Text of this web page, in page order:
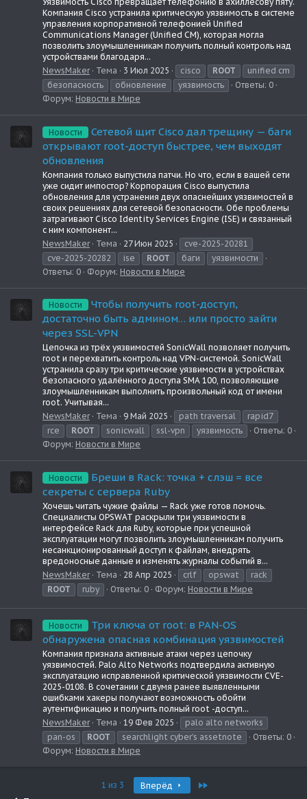
Компания Cisco устранила критическую уязвимость в системе
управления корпоративной телефонией Unified
Communications Manager (Unified CM), которая могла
позволить злоумышленникам получить полный контроль над
устройствами благодаря...
NewsMaker
Тема 3 Июл 2025 cisco ROOT
unified cm
безопасность
обновление уязвимость
Ответы: 0
Форум: Новости в Мире
Новости
Сетевой щит Cisco дал трещину — баги
открывают root-доступ быстрее, чем выходят
обновления
Компания только выпустила патчи. Но что, если в вашей сети
уже сидит импостор? Корпорация Cisco выпустила
обновления для устранения двух опаснейших уязвимостей в
своих решениях для сетевой безопасности. Обе проблемы
затрагивают Cisco Identity Services Engine (ISE) и связанный
с ним компонент...
NewsMaker
Тема 27 Июн 2025
cve-2025-20281
cve-2025-20282
ise ROOT баги
уязвимости
Ответы: 0
Форум: Новости в Мире
Новости
Чтобы получить root-доступ,
достаточно быть админом… или просто зайти
через SSL-VPN
Цепочка из трёх уязвимостей SonicWall позволяет получить
root и перехватить контроль над VPN-системой. SonicWall
устранила сразу три критические уязвимости в устройствах
безопасного удалённого доступа SMA 100, позволяющие
злоумышленникам выполнить произвольный код от имени
root. Учитывая...
NewsMaker
Тема 9 Май 2025 path traversal
rapid7
rce
ROOT sonicwall ssl-vpn уязвимость
Ответы: 0
Форум: Новости в Мире
Новости
Бреши в Rack: точка + слэш = все
секреты с сервера Ruby
Хочешь читать чужие файлы — Rack уже готов помочь.
Специалисты OPSWAT раскрыли три уязвимости в
интерфейсе Rack для Ruby, которые при успешной
эксплуатации могут позволить злоумышленникам получить
несанкционированный доступ к файлам, внедрять
вредоносные данные и изменять журналы событий в...
NewsMaker
Тема 28 Апр 2025 crlf opswat
rack
ROOT
ruby Ответы: 0 Форум: Новости в Мире
Новости
Три ключа от root: в PAN-OS
обнаружена опасная комбинация уязвимостей
Компания признала активные атаки через цепочку
уязвимостей. Palo Alto Networks подтвердила активную
эксплуатацию исправленной критической уязвимости CVE-
2025-0108. В сочетании с двумя ранее выявленными
ошибками хакеры получают возможность обойти
аутентификацию и получить полный root -доступ...
NewsMaker
Тема 19 Фев 2025
palo alto networks
pan-os
ROOT searchlight cyber’s assetnote
Ответы: 0
Форум: Новости в Мире
1 из 3 Вперёд